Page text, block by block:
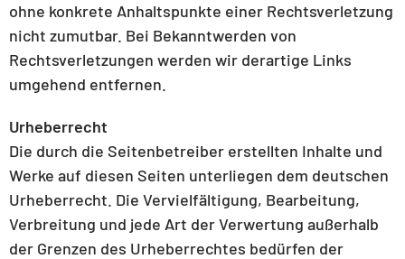
ohne konkrete Anhaltspunkte einer Rechtsverletzung
nicht zumutbar. Bei Bekanntwerden von
Rechtsverletzungen werden wir derartige Links
umgehend entfernen.
Urheberrecht
Die durch die Seitenbetreiber erstellten Inhalte und
Werke auf diesen Seiten unterliegen dem deutschen
Urheberrecht. Die Vervielfältigung, Bearbeitung,
Verbreitung und jede Art der Verwertung außerhalb
der Grenzen des Urheberrechtes bedürfen der